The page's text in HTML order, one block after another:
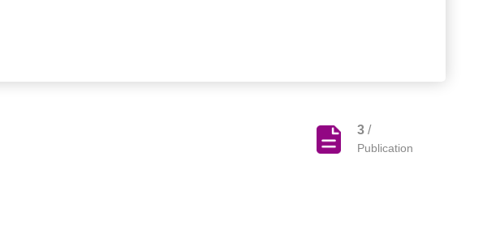
3 /
Publication